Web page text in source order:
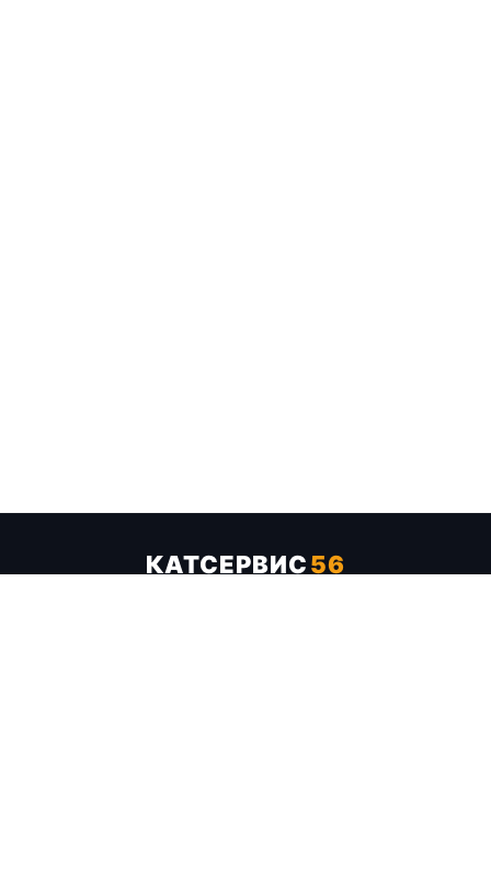
КАТСЕРВИС56